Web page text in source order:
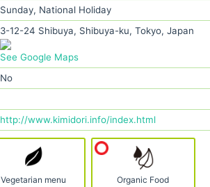
Sunday, National Holiday
3-12-24 Shibuya, Shibuya-ku, Tokyo, Japan
See Google Maps
No
http://www.kimidori.info/index.html
Vegetarian menu Organic Food